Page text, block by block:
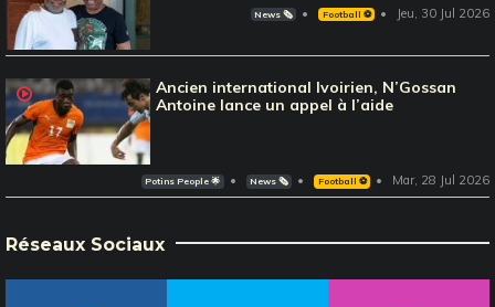
News 🗞️ Football ⚽️ Jeu, 30 Jul 2026
Ancien international Ivoirien, N’Gossan
Antoine lance un appel à l’aide
Potins People 🌟 News 🗞️ Football ⚽️ Mar, 28 Jul 2026
Réseaux Sociaux